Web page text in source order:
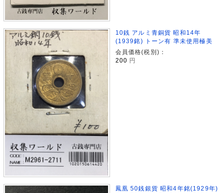
10銭 アルミ青銅貨 昭和14年
(1939銘) トーン有 準未使用極美
会員価格(税別)：
200 円
鳳凰 50銭銀貨 昭和4年銘(1929年)